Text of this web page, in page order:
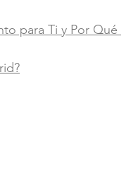
para Ti y Por Qué